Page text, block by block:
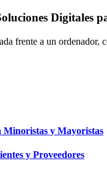
Digitales
Minoristas y Mayoristas
y Proveedores